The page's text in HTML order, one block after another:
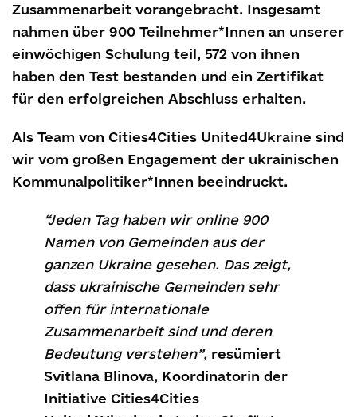
Zusammenarbeit vorangebracht. Insgesamt
nahmen über 900 Teilnehmer*Innen an unserer
einwöchigen Schulung teil, 572 von ihnen
haben den Test bestanden und ein Zertifikat
für den erfolgreichen Abschluss erhalten.
Als Team von Cities4Cities United4Ukraine sind
wir vom großen Engagement der ukrainischen
Kommunalpolitiker*Innen beeindruckt.
“Jeden Tag haben wir online 900
Namen von Gemeinden aus der
ganzen Ukraine gesehen. Das zeigt,
dass ukrainische Gemeinden sehr
offen für internationale
Zusammenarbeit sind und deren
Bedeutung verstehen”, resümiert
Svitlana Blinova, Koordinatorin der
Initiative Cities4Cities